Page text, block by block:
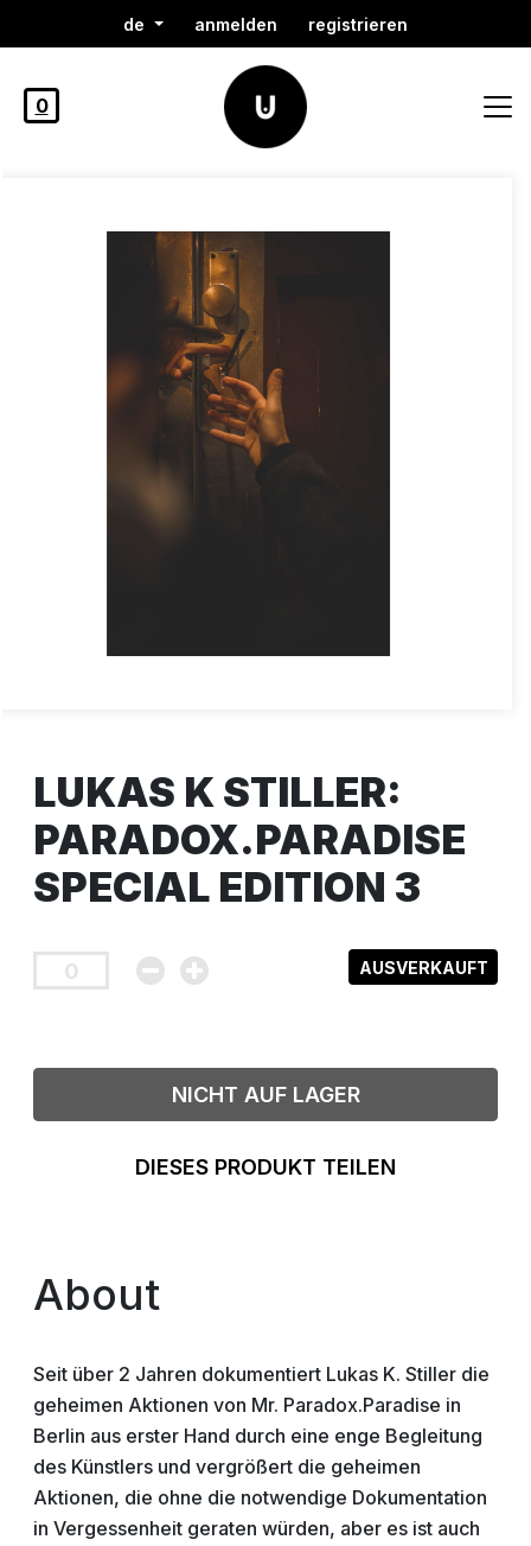
de anmelden registrieren
0
LUKAS K STILLER:
PARADOX.PARADISE
SPECIAL EDITION 3
AUSVERKAUFT
NICHT AUF LAGER
DIESES PRODUKT TEILEN
About
Seit über 2 Jahren dokumentiert Lukas K. Stiller die
geheimen Aktionen von Mr. Paradox.Paradise in
Berlin aus erster Hand durch eine enge Begleitung
des Künstlers und vergrößert die geheimen
Aktionen, die ohne die notwendige Dokumentation
in Vergessenheit geraten würden, aber es ist auch